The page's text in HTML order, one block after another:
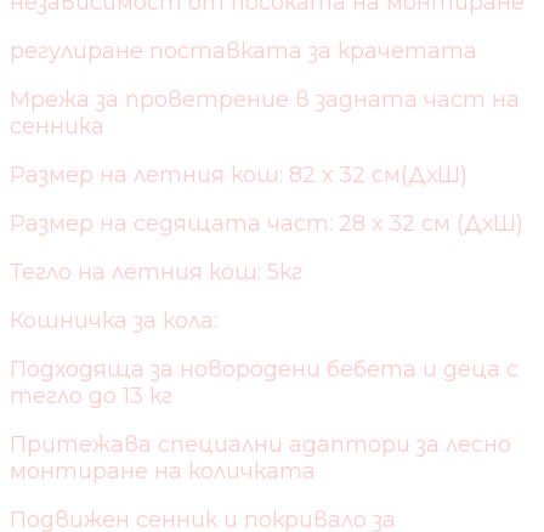
регулиране поставката за крачетата
Мрежа за проветрение в задната част на
сенника
Размер на летния кош: 82 х 32 см(ДхШ)
Размер на седящата част: 28 х 32 см (ДхШ)
Тегло на летния кош: 5кг
Кошничка за кола:
Подходяща за новородени бебета и деца с
тегло до 13 кг
Притежава специални адаптори за лесно
монтиране на количката
Подвижен сенник и покривало за